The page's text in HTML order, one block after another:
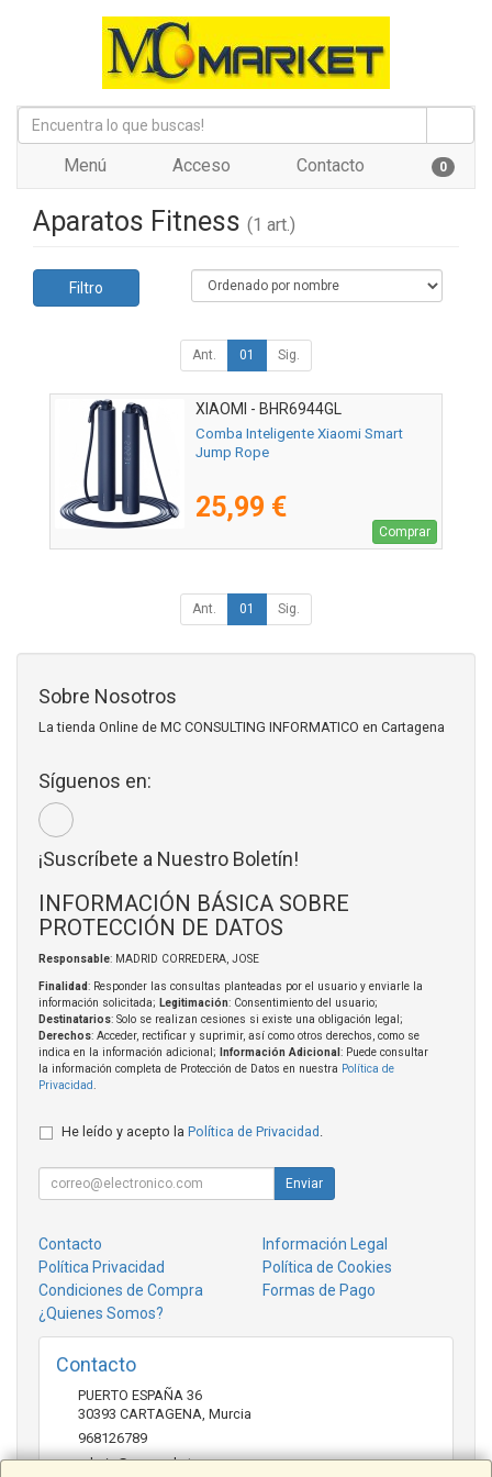
Menú Acceso Contacto 0
Aparatos Fitness (1 art.)
Filtro
Ant. 01 Sig.
XIAOMI - BHR6944GL
Comba Inteligente Xiaomi Smart
Jump Rope
25,99 €
Comprar
Ant. 01 Sig.
Sobre Nosotros
La tienda Online de MC CONSULTING INFORMATICO en Cartagena
Síguenos en:
¡Suscríbete a Nuestro Boletín!
INFORMACIÓN BÁSICA SOBRE
PROTECCIÓN DE DATOS
Responsable: MADRID CORREDERA, JOSE
Finalidad: Responder las consultas planteadas por el usuario y enviarle la
información solicitada; Legitimación: Consentimiento del usuario;
Destinatarios: Solo se realizan cesiones si existe una obligación legal;
Derechos: Acceder, rectificar y suprimir, así como otros derechos, como se
indica en la información adicional;
Información Adicional : Puede consultar
la información completa de Protección de Datos en nuestra Política de
Privacidad
He leído y acepto la Política de Privacidad .
Enviar
Contacto
Información Legal
Política Privacidad
Política de Cookies
Condiciones de Compra
Formas de Pago
¿Quienes Somos?
Contacto
PUERTO ESPAÑA 36
30393 CARTAGENA, Murcia
968126789
admin@mcmarket.es